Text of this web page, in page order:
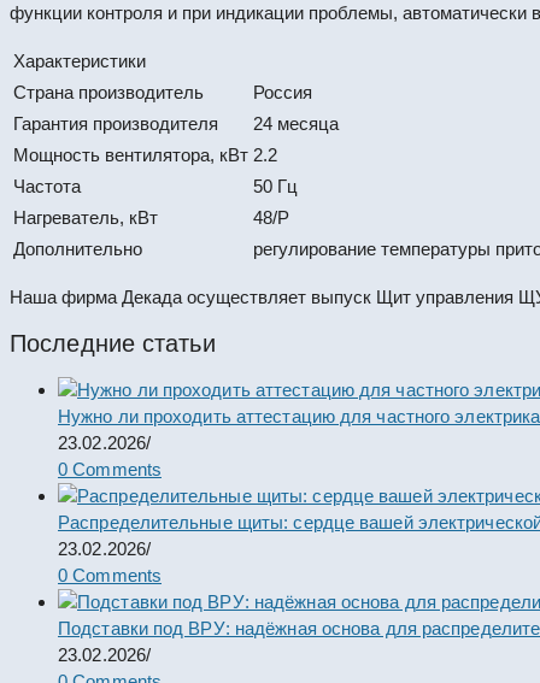
функции контроля и при индикации проблемы, автоматически
Характеристики
Страна производитель
Россия
Гарантия производителя
24 месяца
Мощность вентилятора, кВт 2.2
Частота
50 Гц
Нагреватель, кВт
48/Р
Дополнительно
регулирование температуры
Наша фирма Декада осуществляет выпуск Щит управления
Последние статьи
Нужно ли проходить аттестацию для частного
23.02.2026/
0 Comments
Распределительные щиты: сердце вашей
23.02.2026/
0 Comments
Подставки под ВРУ: надёжная основа для
23.02.2026/